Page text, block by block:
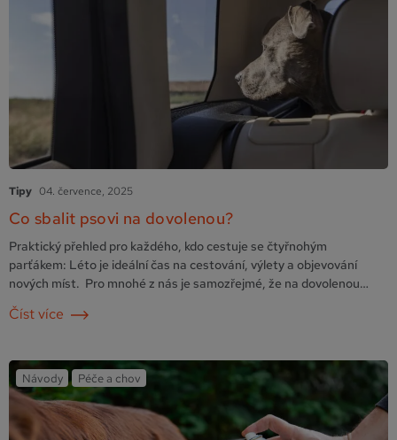
Tipy 04. července, 2025
Co sbalit psovi na dovolenou?
Praktický přehled pro každého, kdo cestuje se čtyřnohým
parťákem: Léto je ideální čas na cestování, výlety a objevování
nových míst. Pro mnohé z nás je samozřejmé, že na dovolenou
myslet nejen na zábavu, ale i na bezpečí a zdraví psa v novém
Číst více
Návody Péče a chov